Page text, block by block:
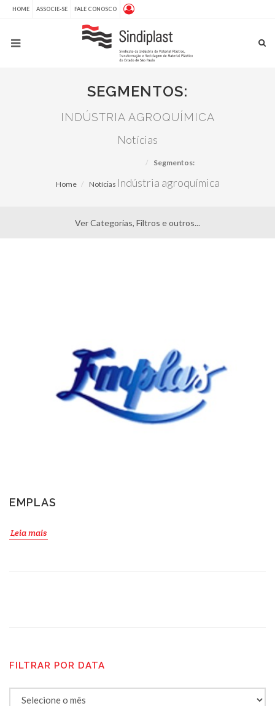
HOME ASSOCIE-SE FALE CONOSCO
SEGMENTOS:
INDÚSTRIA AGROQUÍMICA
Notícias
Home Notícias
Segmentos:
Indústria agroquímica
Ver Categorias, Filtros e outros...
EMPLAS
Leia mais
FILTRAR POR DATA